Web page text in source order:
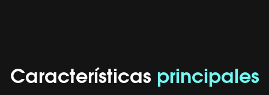
Características principales